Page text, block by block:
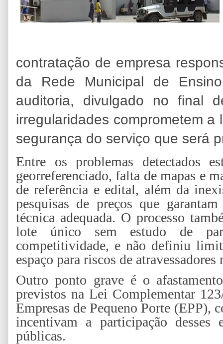
contratação de empresa
da Rede Municipal de
auditoria, divulgado no final
irregularidades comprometem
segurança do serviço que será
Entre os problemas detectados
georreferenciado, falta de mapas e
de referência e edital, além da
pesquisas de preços que
técnica adequada. O processo
lote único sem estudo de
competitividade, e não definiu
espaço para riscos de
Outro ponto grave é o
previstos na Lei Complementar
Empresas de Pequeno Porte (EPP),
incentivam a participação desses
públicas.